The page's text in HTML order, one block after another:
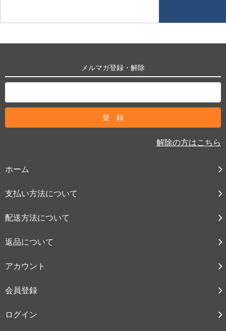
メルマガ登録・解除
解除の方はこちら
ホーム
支払い方法について
配送方法について
返品について
アカウント
会員登録
ログイン